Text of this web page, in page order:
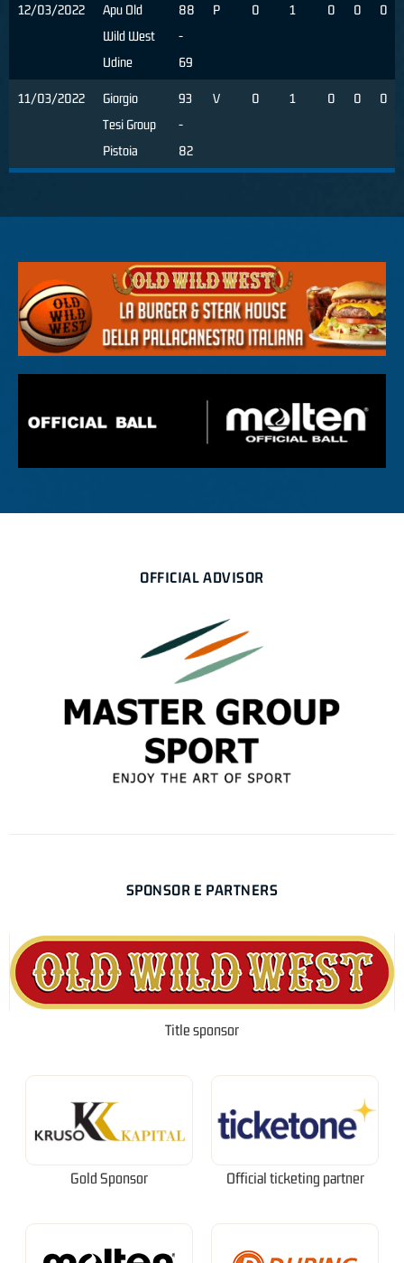
12/03/2022
Apu Old
Wild West
Udine
88
-
69
P 0 1 0 0 0
11/03/2022
Giorgio
Tesi Group
Pistoia
93
-
82
V 0 1 0 0 0
OFFICIAL ADVISOR
SPONSOR E PARTNERS
Title sponsor
Gold Sponsor Official ticketing partner